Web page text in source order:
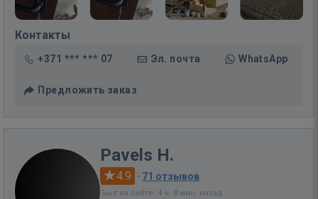
Контакты
+371 *** *** 07 Эл. почта WhatsApp
Предложить заказ
Pavels H.
4.9 · 71 отзывов
Был на сайте: 4 ч. 8 мин. назад